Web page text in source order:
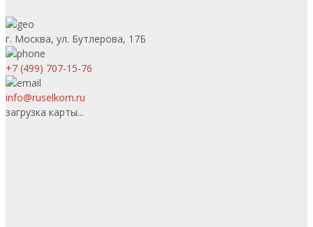
г. Москва, ул. Бутлерова, 17Б
+7 (499) 707-15-76
info@ruselkom.ru
загрузка карты...